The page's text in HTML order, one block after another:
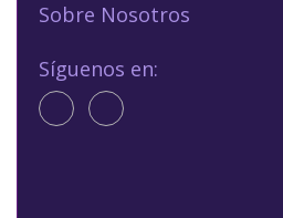
Sobre Nosotros
Síguenos en: